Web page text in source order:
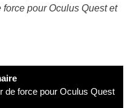
pour Oculus Quest et
de force pour Oculus Quest